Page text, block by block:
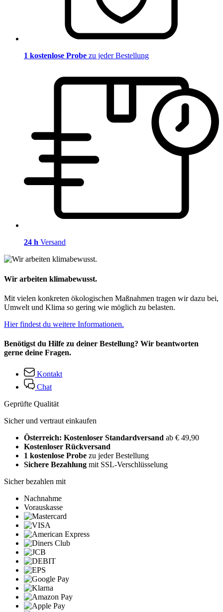
1 kostenlose Probe zu jeder Bestellung
24 h Versand
Wir arbeiten klimabewusst.
Mit vielen konkreten ökologischen Maßnahmen tragen wir dazu bei,
Umwelt und Klima so gering wie möglich zu belasten.
Hier findest du weitere Informationen.
Benötigst du Hilfe zu deiner Bestellung? Wir beantworten
gerne deine Fragen.
Kontakt
Chat
Geprüfte Qualität
Sicher und vertraut einkaufen
Österreich: Kostenloser Standardversand ab € 49,90
Kostenloser Rückversand
1 kostenlose Probe zu jeder Bestellung
Sichere Bezahlung mit SSL-Verschlüsselung
Sicher bezahlen mit
Nachnahme
Vorauskasse